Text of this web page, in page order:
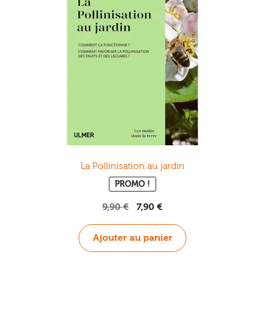
La Pollinisation au jardin
PROMO !
9,90€
Le
initial
était :
7,90€
actuel
est :
Ajouter au panier